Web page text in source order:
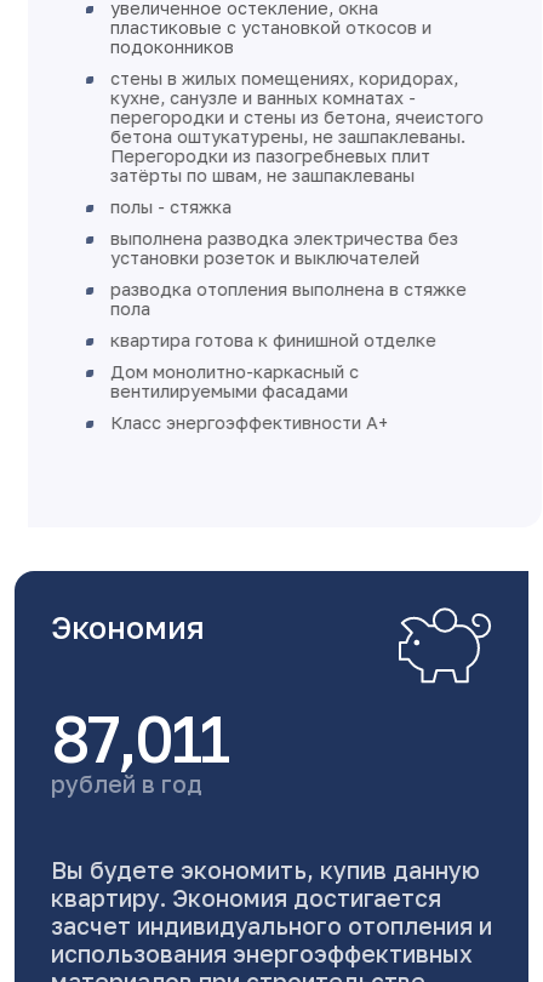
увеличенное остекление, окна
пластиковые с установкой откосов и
подоконников
стены в жилых помещениях, коридорах,
кухне, санузле и ванных комнатах -
перегородки и стены из бетона, ячеистого
бетона оштукатурены, не зашпаклеваны.
Перегородки из пазогребневых плит
затёрты по швам, не зашпаклеваны
полы - стяжка
выполнена разводка электричества без
установки розеток и выключателей
разводка отопления выполнена в стяжке
пола
квартира готова к финишной отделке
Дом монолитно-каркасный с
вентилируемыми фасадами
Класс энергоэффективности А+
Экономия
87,011
рублей в год
Вы будете экономить, купив данную
квартиру. Экономия достигается
засчет индивидуального отопления и
использования энергоэффективных